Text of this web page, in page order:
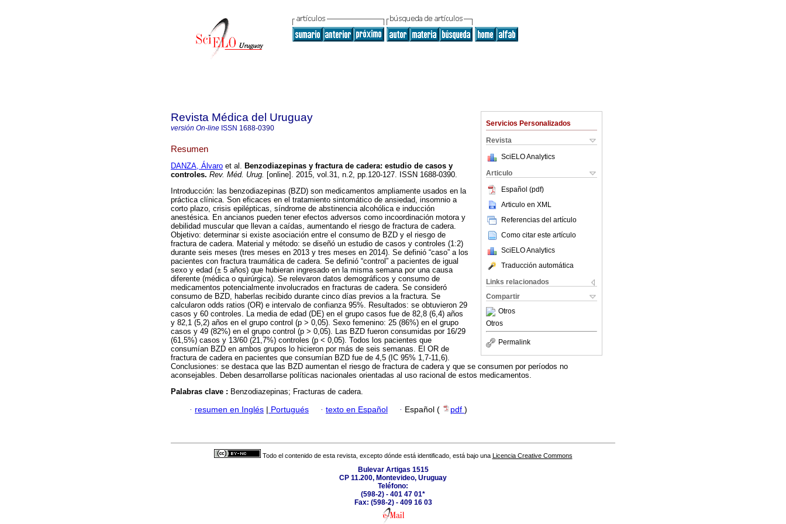
Servicios Personalizados
Revista
SciELO Analytics
Articulo
Español (pdf)
Articulo en XML
Referencias del artículo
Como citar este artículo
SciELO Analytics
Traducción automática
Links relacionados
Compartir
Otros
Otros
Permalink
Revista Médica del Uruguay
versión On-line ISSN 1688-0390
Resumen
DANZA, Álvaro et al. Benzodiazepinas y fractura de cadera: estudio de casos y
controles. Rev. Méd. Urug. [online]. 2015, vol.31, n.2, pp.120-127. ISSN 1688-0390.
Introducción: las benzodiazepinas (BZD) son medicamentos ampliamente usados en la
práctica clínica. Son eficaces en el tratamiento sintomático de ansiedad, insomnio a
corto plazo, crisis epilépticas, síndrome de abstinencia alcohólica e inducción
anestésica. En ancianos pueden tener efectos adversos como incoordinación motora y
debilidad muscular que llevan a caídas, aumentando el riesgo de fractura de cadera.
Objetivo: determinar si existe asociación entre el consumo de BZD y el riesgo de
fractura de cadera. Material y método: se diseñó un estudio de casos y controles (1:2)
durante seis meses (tres meses en 2013 y tres meses en 2014). Se definió “caso” a los
pacientes con fractura traumática de cadera. Se definió “control” a pacientes de igual
sexo y edad (± 5 años) que hubieran ingresado en la misma semana por una causa
diferente (médica o quirúrgica). Se relevaron datos demográficos y consumo de
medicamentos potencialmente involucrados en fracturas de cadera. Se consideró
consumo de BZD, haberlas recibido durante cinco días previos a la fractura. Se
calcularon odds ratios (OR) e intervalo de confianza 95%. Resultados: se obtuvieron 29
casos y 60 controles. La media de edad (DE) en el grupo casos fue de 82,8 (6,4) años
y 82,1 (5,2) años en el grupo control (p > 0,05). Sexo femenino: 25 (86%) en el grupo
casos y 49 (82%) en el grupo control (p > 0,05). Las BZD fueron consumidas por 16/29
(61,5%) casos y 13/60 (21,7%) controles (p < 0,05). Todos los pacientes que
consumían BZD en ambos grupos lo hicieron por más de seis semanas. El OR de
fractura de cadera en pacientes que consumían BZD fue de 4,5 (IC 95% 1,7-11,6).
Conclusiones: se destaca que las BZD aumentan el riesgo de fractura de cadera y que se consumen por períodos no
aconsejables. Deben desarrollarse políticas nacionales orientadas al uso racional de estos medicamentos.
Palabras clave : Benzodiazepinas; Fracturas de cadera.
· resumen en Inglés | Portugués · texto en Español · Español ( pdf )
Todo el contenido de esta revista, excepto dónde está identificado, está bajo una Licencia Creative Commons
Bulevar Artigas 1515
CP 11.200, Montevideo, Uruguay
Teléfono:
(598-2) - 401 47 01*
Fax: (598-2) - 409 16 03